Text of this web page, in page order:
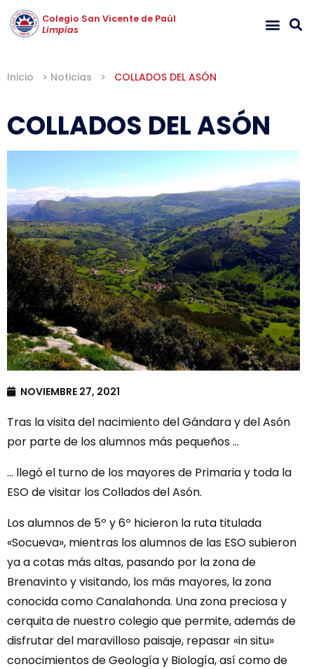
Colegio San Vicente de Paúl
Limpias
Inicio > Noticias > COLLADOS DEL ASÓN
COLLADOS DEL ASÓN
NOVIEMBRE 27, 2021
Tras la visita del nacimiento del Gándara y del Asón
por parte de los alumnos más pequeños …
… llegó el turno de los mayores de Primaria y toda la
ESO de visitar los Collados del Asón.
Los alumnos de 5º y 6º hicieron la ruta titulada
«Socueva», mientras los alumnos de las ESO subieron
ya a cotas más altas, pasando por la zona de
Brenavinto y visitando, los más mayores, la zona
conocida como Canalahonda. Una zona preciosa y
cerquita de nuestro colegio que permite, además de
disfrutar del maravilloso paisaje, repasar «in situ»
conocimientos de Geología y Biología, así como de